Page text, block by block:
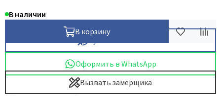
В наличии
В корзину
Оформить в WhatsApp
Вызвать замерщика